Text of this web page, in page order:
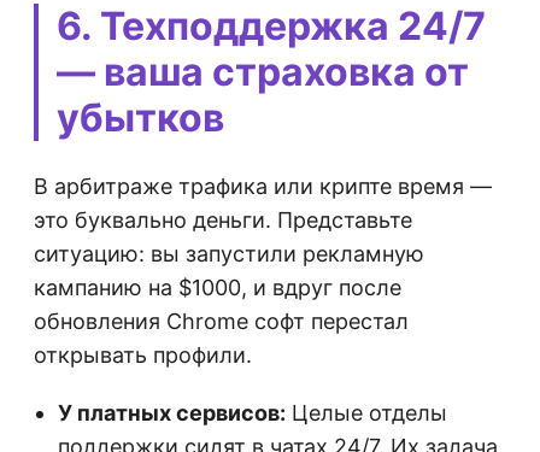
6. Техподдержка 24/7
— ваша страховка от
убытков
В арбитраже трафика или крипте время —
это буквально деньги. Представьте
ситуацию: вы запустили рекламную
кампанию на $1000, и вдруг после
обновления Chrome софт перестал
открывать профили.
У платных сервисов: Целые отделы
поддержки сидят в чатах 24/7. Их задача